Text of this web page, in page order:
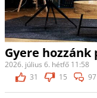
Gyere
2026. július 6. hétfő 11:58
31
15 97